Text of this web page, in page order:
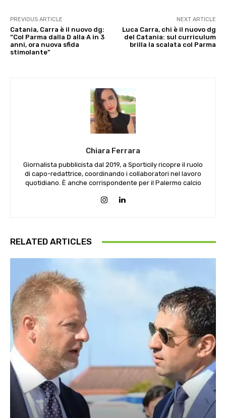
PREVIOUS ARTICLE
Catania, Carra è il nuovo dg:
“Col Parma dalla D alla A in 3
anni, ora nuova sfida
stimolante”
NEXT ARTICLE
Luca Carra, chi è il nuovo dg
del Catania: sul curriculum
brilla la scalata col Parma
Chiara Ferrara
Giornalista pubblicista dal 2019, a Sporticily ricopre il ruolo
di capo-redattrice, coordinando i collaboratori nel lavoro
quotidiano. È anche corrispondente per il Palermo calcio
RELATED ARTICLES